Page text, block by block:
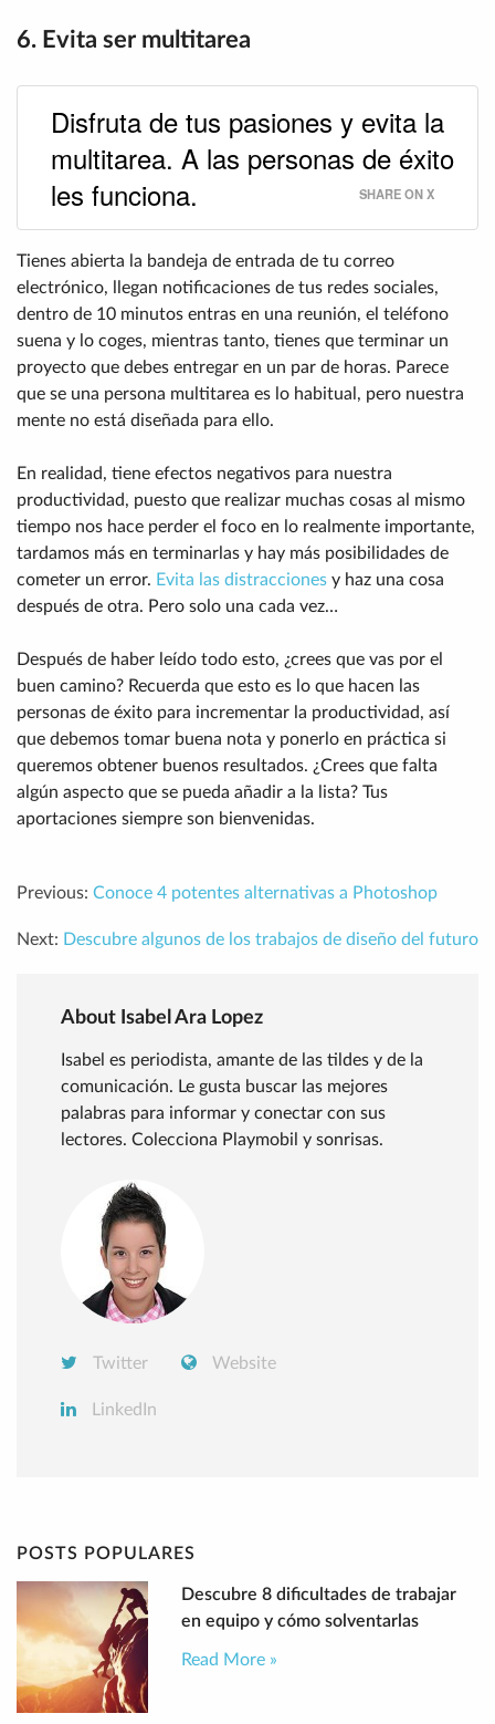
6. Evita ser multitarea
Disfruta de tus pasiones y evita la
multitarea. A las personas de éxito
les funciona.
SHARE ON X
Tienes abierta la bandeja de entrada de tu correo
electrónico, llegan notificaciones de tus redes sociales,
dentro de 10 minutos entras en una reunión, el teléfono
suena y lo coges, mientras tanto, tienes que terminar un
proyecto que debes entregar en un par de horas. Parece
que se una persona multitarea es lo habitual, pero nuestra
mente no está diseñada para ello.
En realidad, tiene efectos negativos para nuestra
productividad, puesto que realizar muchas cosas al mismo
tiempo nos hace perder el foco en lo realmente importante,
tardamos más en terminarlas y hay más posibilidades de
cometer un error. Evita las distracciones y haz una cosa
después de otra. Pero solo una cada vez…
Después de haber leído todo esto, ¿crees que vas por el
buen camino? Recuerda que esto es lo que hacen las
personas de éxito para incrementar la productividad, así
que debemos tomar buena nota y ponerlo en práctica si
queremos obtener buenos resultados. ¿Crees que falta
algún aspecto que se pueda añadir a la lista? Tus
aportaciones siempre son bienvenidas.
Previous: Conoce 4 potentes alternativas a Photoshop
Next: Descubre algunos de los trabajos de diseño del futuro
About Isabel Ara Lopez
Isabel es periodista, amante de las tildes y de la
comunicación. Le gusta buscar las mejores
palabras para informar y conectar con sus
lectores. Colecciona Playmobil y sonrisas.
Twitter Website
LinkedIn
POSTS POPULARES
Descubre 8 dificultades de trabajar
en equipo y cómo solventarlas
Read More »